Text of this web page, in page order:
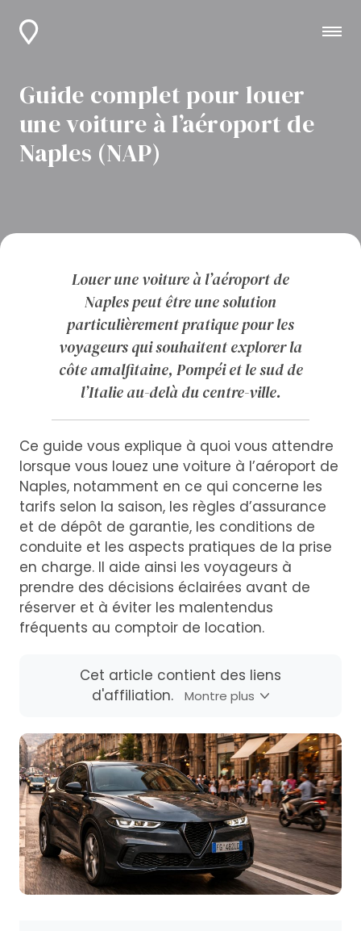
Guide complet pour louer
une voiture à l’aéroport de
Naples (NAP)
Louer une voiture à l’aéroport de
Naples peut être une solution
particulièrement pratique pour les
voyageurs qui souhaitent explorer la
côte amalfitaine, Pompéi et le sud de
l’Italie au-delà du centre-ville.
Ce guide vous explique à quoi vous attendre
lorsque vous louez une voiture à l’aéroport de
Naples, notamment en ce qui concerne les
tarifs selon la saison, les règles d’assurance
et de dépôt de garantie, les conditions de
conduite et les aspects pratiques de la prise
en charge. Il aide ainsi les voyageurs à
prendre des décisions éclairées avant de
réserver et à éviter les malentendus
fréquents au comptoir de location.
Cet article contient des liens
d'affiliation.
Montre plus